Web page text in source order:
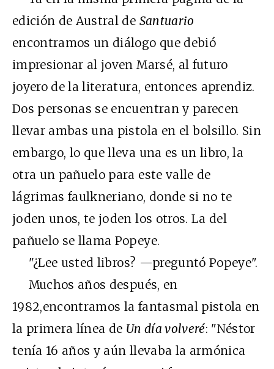
edición de Austral de Santuario
encontramos un diálogo que debió
impresionar al joven Marsé, al futuro
joyero de la literatura, entonces aprendiz.
Dos personas se encuentran y parecen
llevar ambas una pistola en el bolsillo. Sin
embargo, lo que lleva una es un libro, la
otra un pañuelo para este valle de
lágrimas faulkneriano, donde si no te
joden unos, te joden los otros. La del
pañuelo se llama Popeye.
"¿Lee usted libros? —preguntó Popeye".
Muchos años después, en
1982,encontramos la fantasmal pistola en
la primera línea de Un día volveré: "Néstor
tenía 16 años y aún llevaba la armónica